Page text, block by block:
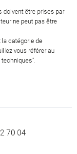
doivent être prises par
ne peut pas être
la catégorie de
vous référer au
70 04